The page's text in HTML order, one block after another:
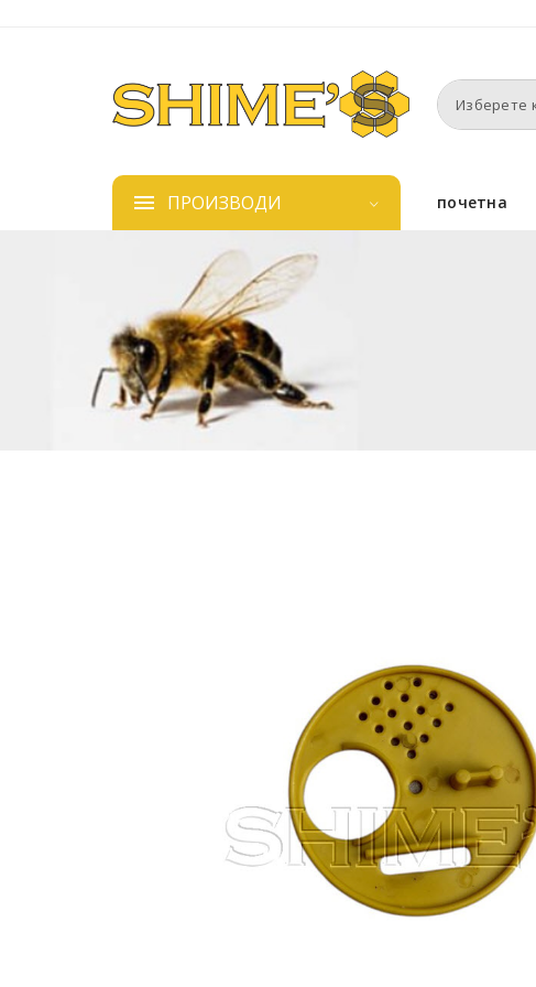
ПРОИЗВОДИ почетна